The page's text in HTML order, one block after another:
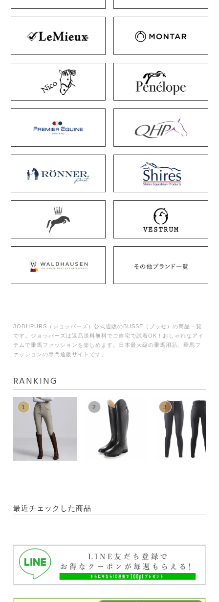
JODHPURS（ジョッパーズ）公式通販のBUSSE（ブッセ）の商品一覧
です。ジョッパーズは返品送料無料でご自宅で試着OK！おしゃれなアイ
テムで乗馬ファッションを楽しめます。日本最大級の乗馬用品、乗馬フ
ァッションの専門通販サイトです。
RANKING
1 2 3
最近チェックした商品